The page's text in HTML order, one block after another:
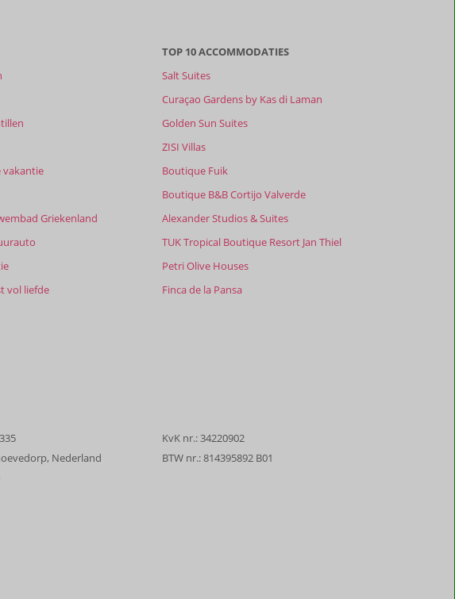
vakantie
Griekenland
vol liefde
TOP 10 ACCOMMODATIES
Salt Suites
Curaçao Gardens by Kas di Laman
Golden Sun Suites
ZISI Villas
Boutique Fuik
Boutique B&B Cortijo Valverde
Alexander Studios & Suites
TUK Tropical Boutique Resort Jan Thiel
Petri Olive Houses
Finca de la Pansa
Nederland
KvK nr.: 34220902
BTW nr.: 814395892 B01